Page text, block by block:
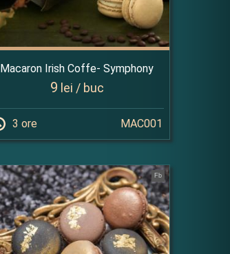
Macaron Irish Coffe- Symphony
9 lei / buc
3 ore MAC001
Fb